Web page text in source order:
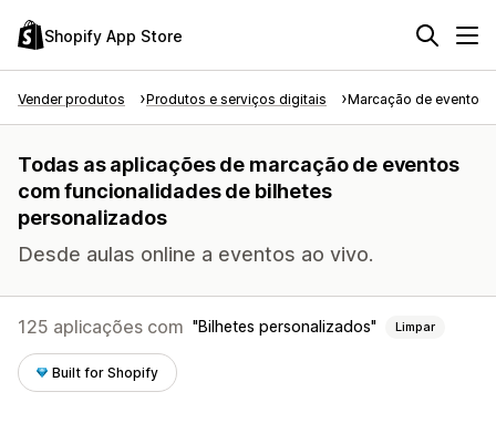
Shopify App Store
Vender produtos Produtos e serviços digitais Marcação de eventos
Todas as aplicações de marcação de eventos
com funcionalidades de bilhetes
personalizados
Desde aulas online a eventos ao vivo.
125 aplicações com Bilhetes personalizados Limpar
Built for Shopify